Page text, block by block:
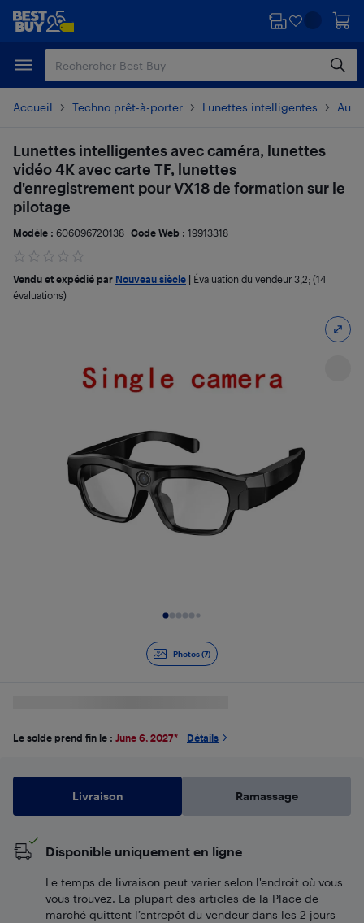
Passer
principal
Passer
Accueil Techno prêt-à-porter Lunettes intelligentes
Photos (7)
Lunettes intelligentes avec caméra, lunettes
vidéo 4K avec carte TF, lunettes
d'enregistrement pour VX18 de formation sur le
pilotage
Modèle : 606096720138 Code Web : 19913318
Vendu et expédié par Nouveau siècle Évaluation du vendeur 3,2; (14
évaluations)
Le solde prend fin le : June 6, 2027* Détails
Livraison Ramassage
Disponible uniquement en ligne
Le temps de livraison peut varier selon l'endroit où vous
vous trouvez. La plupart des articles de la Place de
marché quittent l’entrepôt du vendeur dans les 2 jours